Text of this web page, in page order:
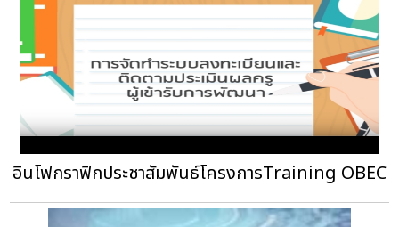
อินโฟกราฟิกประชาสัมพันธ์โครงการTraining OBEC